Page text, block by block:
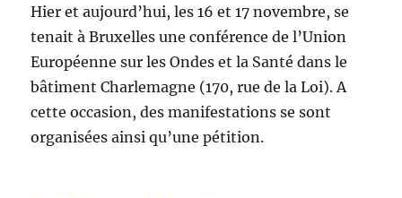
Hier et aujourd’hui, les 16 et 17 novembre, se
tenait à Bruxelles une conférence de l’Union
Européenne sur les Ondes et la Santé dans le
bâtiment Charlemagne (170, rue de la Loi). A
cette occasion, des manifestations se sont
organisées ainsi qu’une pétition.